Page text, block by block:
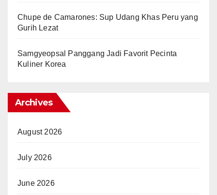
Chupe de Camarones: Sup Udang Khas Peru yang
Gurih Lezat
Samgyeopsal Panggang Jadi Favorit Pecinta
Kuliner Korea
Archives
August 2026
July 2026
June 2026